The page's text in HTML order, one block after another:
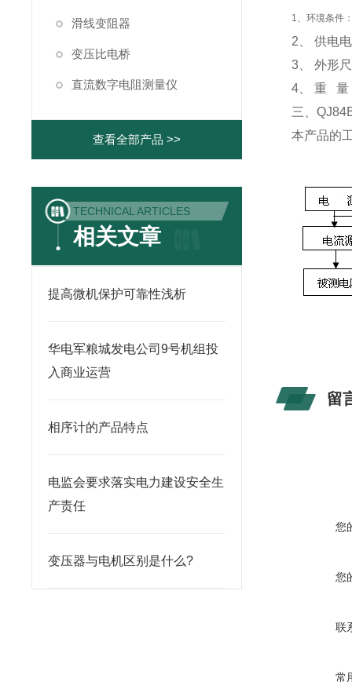
滑线变阻器
变压比电桥
直流数字电阻测量仪
查看全部产品 >>
TECHNICAL ARTICLES
相关文章
提高微机保护可靠性浅析
华电军粮城发电公司9号机组投
入商业运营
相序计的产品特点
电监会要求落实电力建设安全生
产责任
变压器与电机区别是什么?
1、环境条件
2、 供电
3、 外形
4、 重 量
三、
本产品的
留
您
您
联
常